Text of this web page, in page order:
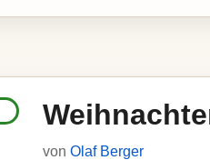
von Olaf Berger